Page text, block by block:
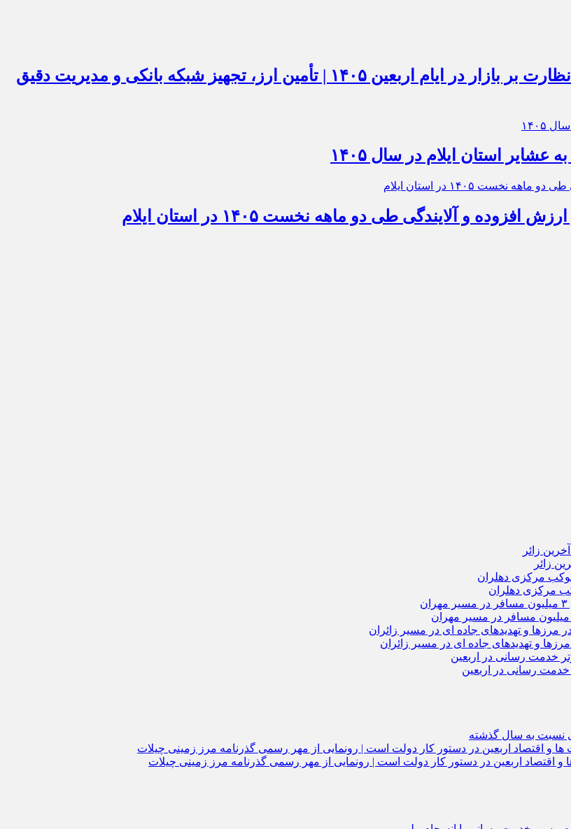
استقرار ۹ کمیته فرعی در ایلام برای تسهیل خدمات و نظارت بر بازار در ایام اربعین ۱۴۰۵ | تأمین ارز، تجهیز شبکه بانکی و مدیریت دقیق
مرکزی دهلران
و تهدیدهای جاده‌ ای در مسیر زائران
خدمت‌ رسانی در اربعین